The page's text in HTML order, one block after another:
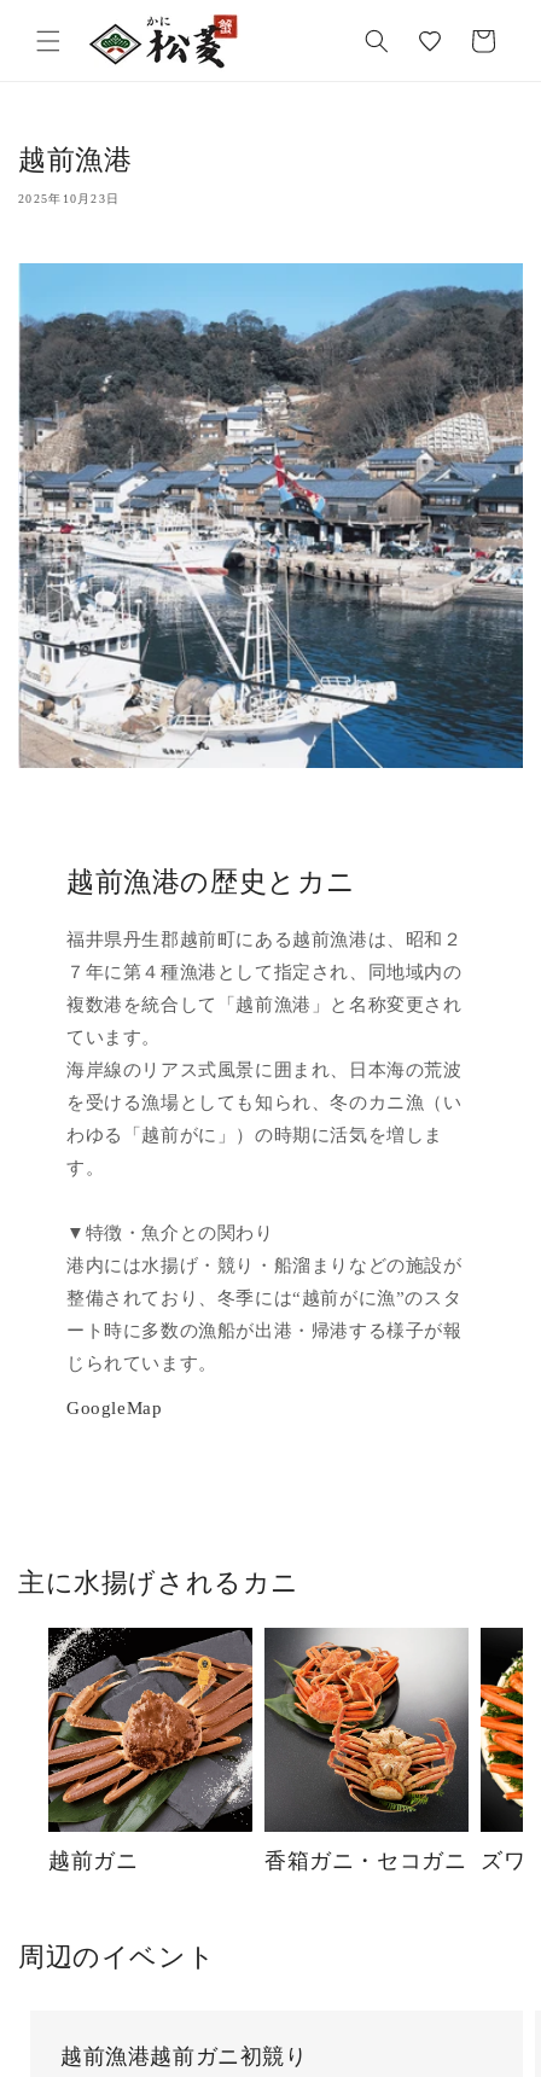
に
ー
越前漁港
2025年10月23日
越前漁港の歴史とカニ
福井県丹生郡越前町にある越前漁港は、昭和２
７年に第４種漁港として指定され、同地域内の
複数港を統合して「越前漁港」と名称変更され
ています。
海岸線のリアス式風景に囲まれ、日本海の荒波
を受ける漁場としても知られ、冬のカニ漁（い
わゆる「越前がに」）の時期に活気を増しま
す。
▼特徴・魚介との関わり
港内には水揚げ・競り・船溜まりなどの施設が
整備されており、冬季には“越前がに漁”のスタ
ート時に多数の漁船が出港・帰港する様子が報
じられています。
GoogleMap
主に水揚げされるカニ
越前ガニ 香箱ガニ・セコガニ ズワ
周辺のイベント
越前漁港越前ガニ初競り